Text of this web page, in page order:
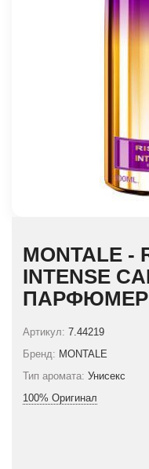
MONTALE -
INTENSE
Артикул: 7.44219
Бренд: MONTALE
Тип аромата: Унисекс
100% Оригинал